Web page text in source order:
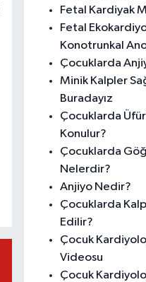
Fetal Kardiyak
Fetal
Konotrunkal
Çocuklarda
Minik Kalpler
Buradayız
Çocuklarda
Konulur?
Çocuklarda
Nelerdir?
Anjiyo Nedir?
Çocuklarda Kalp
Edilir?
Çocuk
Videosu
Çocuk